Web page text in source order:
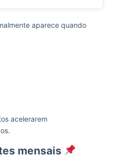
aparece quando
acelerarem
mensais